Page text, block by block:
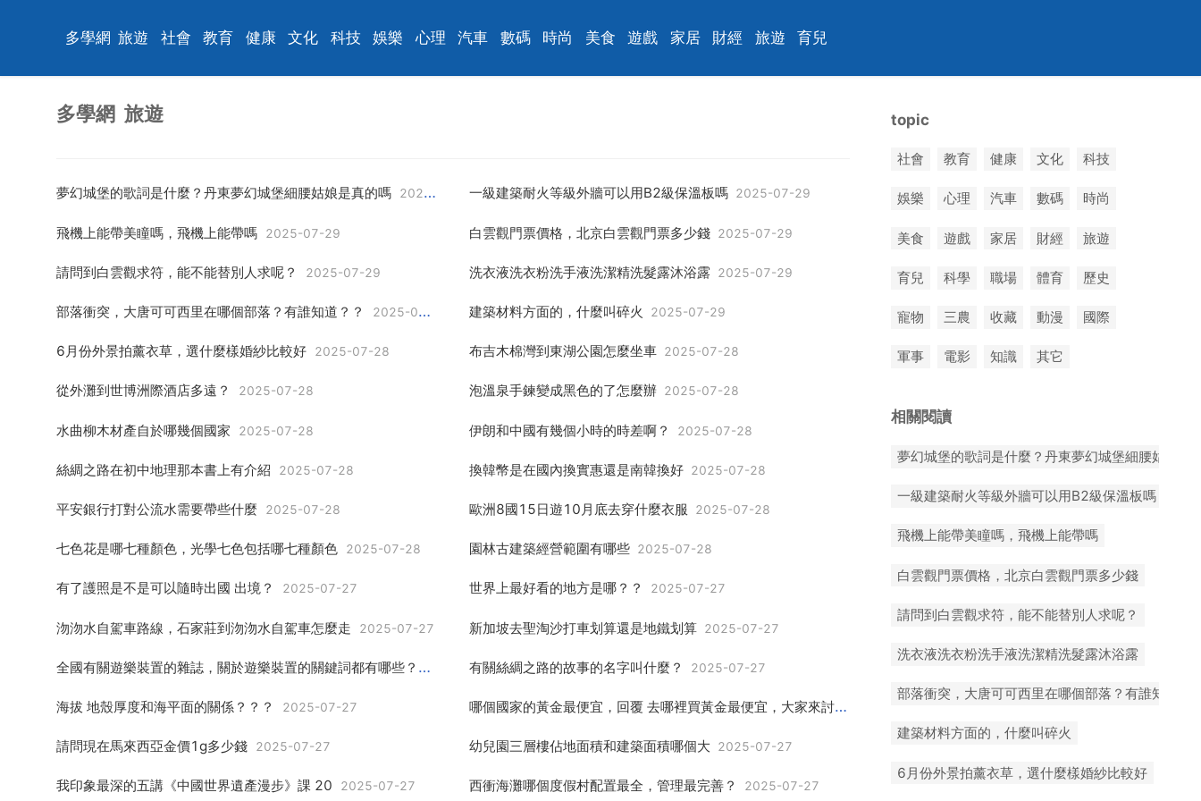
多學網 旅遊 社會 教育 健康 文化 科技 娛樂 心理 汽車 數碼 時尚 美食 遊戲 家居 財經 旅遊 育兒
多學網 旅遊
夢幻城堡的歌詞是什麼？丹東夢幻城堡細腰姑娘是真的嗎 2025-07-29 一級建築耐火等級外牆可以用B2級保溫板嗎 2025-07-29
飛機上能帶美瞳嗎，飛機上能帶嗎 2025-07-29 白雲觀門票價格，北京白雲觀門票多少錢 2025-07-29
請問到白雲觀求符，能不能替別人求呢？ 2025-07-29 洗衣液洗衣粉洗手液洗潔精洗髮露沐浴露 2025-07-29
部落衝突，大唐可可西里在哪個部落？有誰知道？？ 2025-07-29 建築材料方面的，什麼叫碎火 2025-07-29
6月份外景拍薰衣草，選什麼樣婚紗比較好 2025-07-28 布吉木棉灣到東湖公園怎麼坐車 2025-07-28
從外灘到世博洲際酒店多遠？ 2025-07-28 泡溫泉手鍊變成黑色的了怎麼辦 2025-07-28
水曲柳木材產自於哪幾個國家 2025-07-28 伊朗和中國有幾個小時的時差啊？ 2025-07-28
絲綢之路在初中地理那本書上有介紹 2025-07-28 換韓幣是在國內換實惠還是南韓換好 2025-07-28
平安銀行打對公流水需要帶些什麼 2025-07-28 歐洲8國15日遊10月底去穿什麼衣服 2025-07-28
七色花是哪七種顏色，光學七色包括哪七種顏色 2025-07-28 園林古建築經營範圍有哪些 2025-07-28
有了護照是不是可以隨時出國 出境？ 2025-07-27 世界上最好看的地方是哪？？ 2025-07-27
沕沕水自駕車路線，石家莊到沕沕水自駕車怎麼走 2025-07-27 新加坡去聖淘沙打車划算還是地鐵划算 2025-07-27
全國有關遊樂裝置的雜誌，關於遊樂裝置的關鍵詞都有哪些？2025-07-27有關絲綢之路的故事的名字叫什麼？ 2025-07-27
海拔 地殼厚度和海平面的關係？？？ 2025-07-27 哪個國家的黃金最便宜，回覆 去哪裡買黃金最便宜，大家來討論下
請問現在馬來西亞金價1g多少錢 2025-07-27 幼兒園三層樓佔地面積和建築面積哪個大 2025-07-27
我印象最深的五講《中國世界遺產漫步》課 20 2025-07-27 西衝海灘哪個度假村配置最全，管理最完善？ 2025-07-27
topic
社會 教育 健康 文化 科技
娛樂 心理 汽車 數碼 時尚
美食 遊戲 家居 財經 旅遊
育兒 科學 職場 體育 歷史
寵物 三農 收藏 動漫 國際
軍事 電影 知識 其它
相關閱讀
夢幻城堡的歌詞是什麼？丹東夢幻城堡細腰姑娘是
一級建築耐火等級外牆可以用B2級保溫板嗎
飛機上能帶美瞳嗎，飛機上能帶嗎
白雲觀門票價格，北京白雲觀門票多少錢
請問到白雲觀求符，能不能替別人求呢？
洗衣液洗衣粉洗手液洗潔精洗髮露沐浴露
部落衝突，大唐可可西里在哪個部落？有誰知道？
建築材料方面的，什麼叫碎火
6月份外景拍薰衣草，選什麼樣婚紗比較好